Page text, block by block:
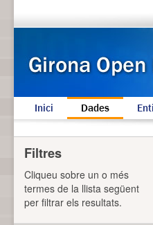
Inici Dades
Filtres
Cliqueu sobre un o més
termes de la llista següent
per filtrar els resultats.